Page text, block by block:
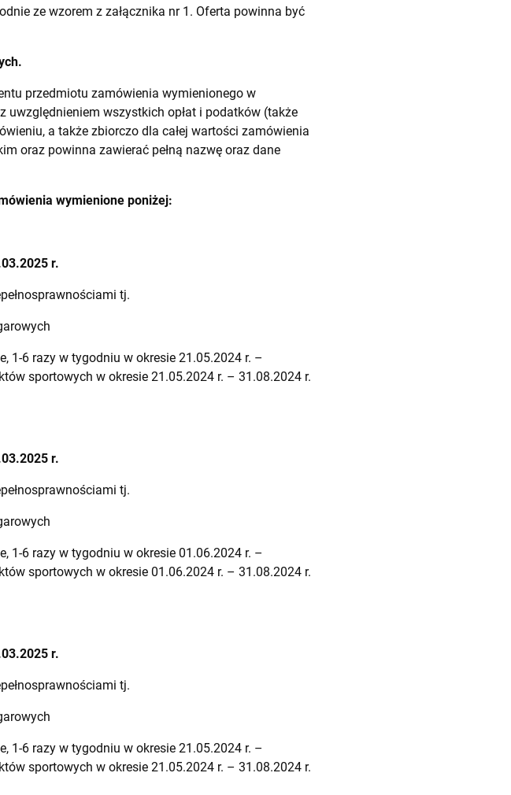
ze wzorem z załącznika nr 1. Oferta powinna być
przedmiotu zamówienia wymienionego w
wszystkich opłat i podatków (także
a także zbiorczo dla całej wartości zamówienia
oraz powinna zawierać pełną nazwę oraz dane
wymienione poniżej:
r.
tj.
1-6 razy w tygodniu w okresie 21.05.2024 r. –
sportowych w okresie 21.05.2024 r. – 31.08.2024 r.
r.
tj.
1-6 razy w tygodniu w okresie 01.06.2024 r. –
sportowych w okresie 01.06.2024 r. – 31.08.2024 r.
r.
tj.
1-6 razy w tygodniu w okresie 21.05.2024 r. –
sportowych w okresie 21.05.2024 r. – 31.08.2024 r.